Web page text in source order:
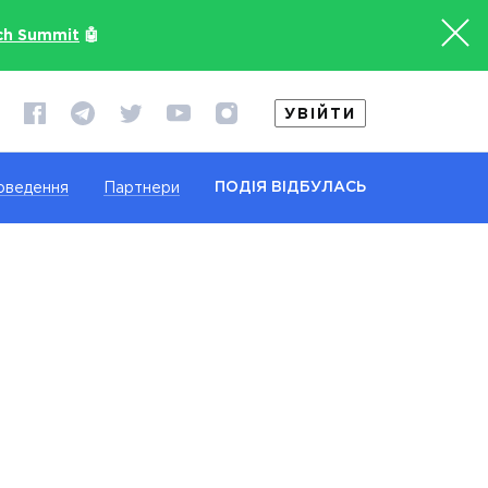
Summit 🤖
УВІЙТИ
Партнери ПОДІЯ ВІДБУЛАСЬ